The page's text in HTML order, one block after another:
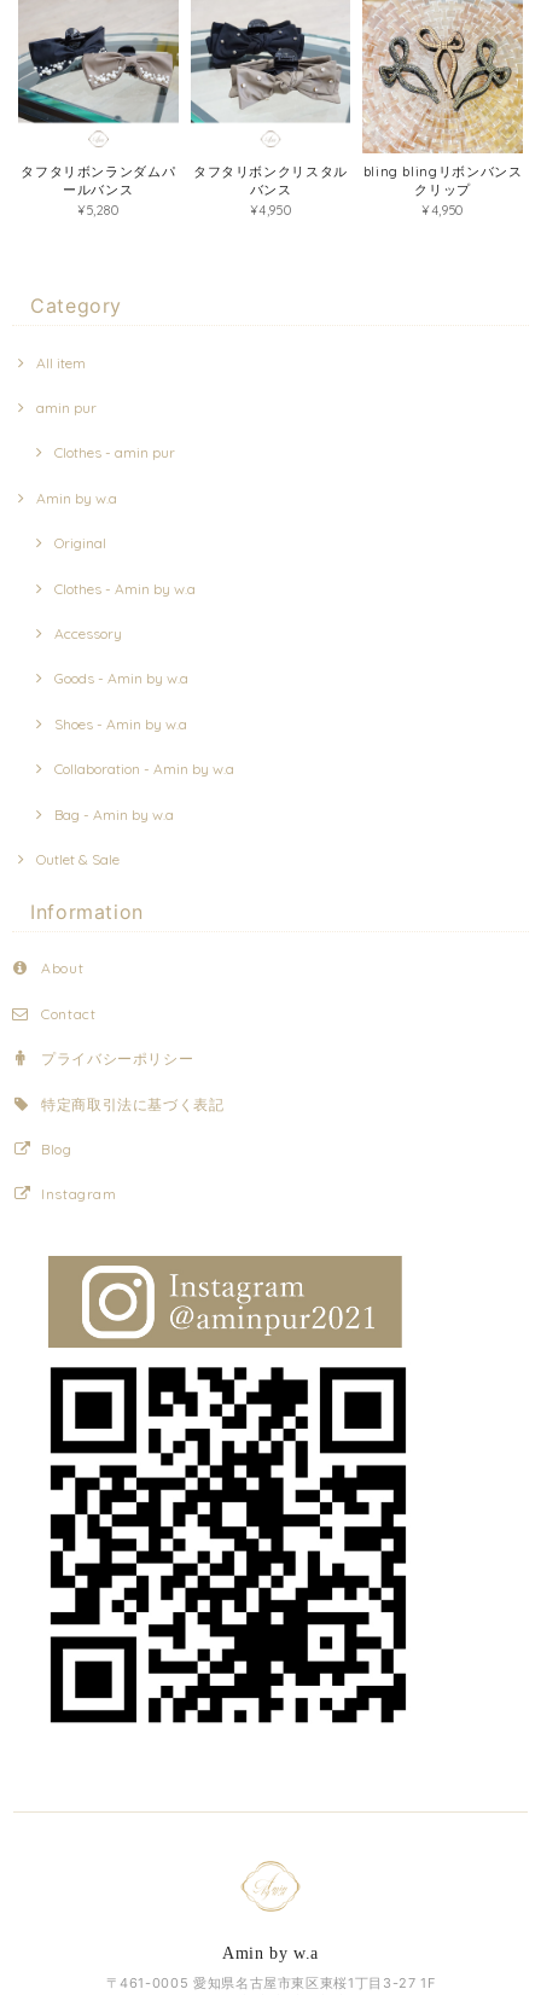
タフタリボンランダムパ
ールバンス
¥5,280
タフタリボンクリスタル
バンス
¥4,950
bling blingリボンバンス
クリップ
¥4,950
Category
All item
amin pur
Clothes - amin pur
Amin by w.a
Original
Clothes - Amin by w.a
Accessory
Goods - Amin by w.a
Shoes - Amin by w.a
Collaboration - Amin by w.a
Bag - Amin by w.a
Outlet & Sale
Information
About
Contact
プライバシーポリシー
特定商取引法に基づく表記
Blog
Instagram
Amin by w.a
〒461-0005 愛知県名古屋市東区東桜1丁目3-27 1F